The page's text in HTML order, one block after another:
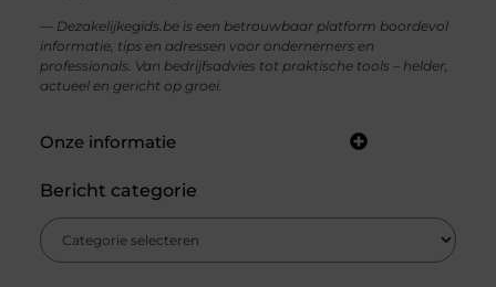
— Dezakelijkegids.be is een betrouwbaar platform boordevol
informatie, tips en adressen voor ondernemers en
professionals. Van bedrijfsadvies tot praktische tools – helder,
actueel en gericht op groei.
Onze informatie
Bericht categorie